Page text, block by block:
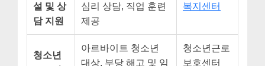
설 및 상
담 지원
심리 상담, 직업 훈련
제공
복지센터
청소년
아르바이트 청소년
대상, 부당 해고 및 임
청소년근로
보호센터